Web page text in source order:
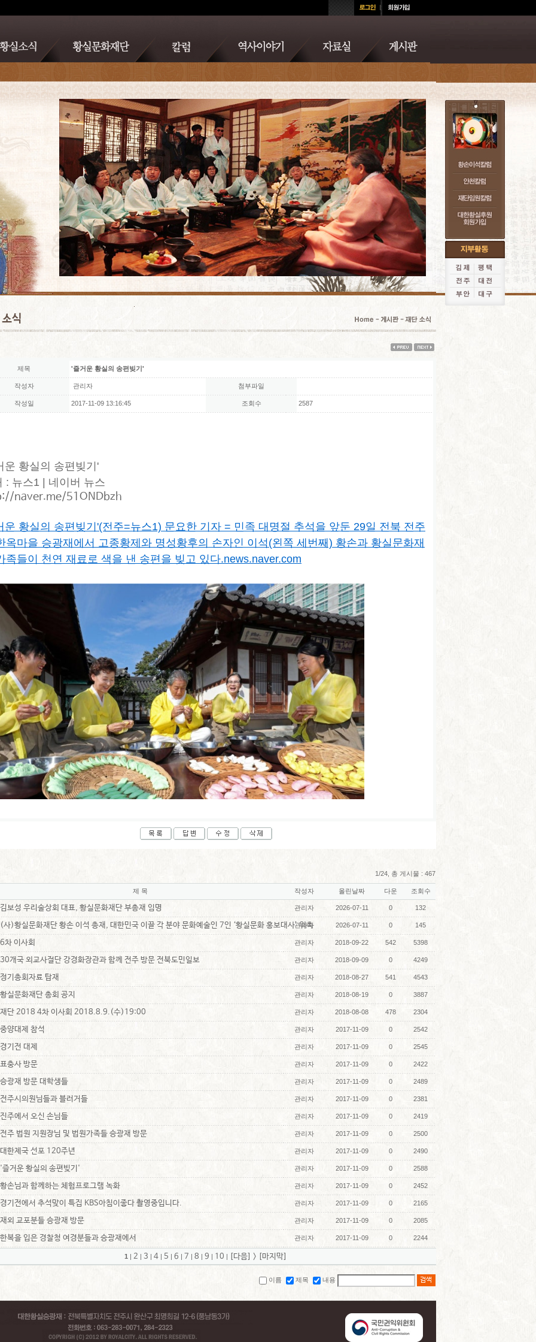
제목 '즐거운 황실의 송편빚기'
작성자 관리자 첨부파일
작성일 2017-11-09 13:16:45 조회수 2587
운 황실의 송편빚기'
: 뉴스1 | 네이버 뉴스
naver.me/51ONDbzh
운 황실의 송편빚기'(전주=뉴스1) 문요한 기자 = 민족 대명절 추석을 앞둔 29일 전북 전주
옥마을 승광재에서 고종황제와 명성황후의 손자인 이석(왼쪽 세번째) 황손과 황실문화재
족들이 천연 재료로 색을 낸 송편을 빚고 있다.news.naver.com
1/24, 총 게시물 : 467
제 목 작성자 올린날짜 다운 조회수
김보성 우리술상회 대표, 황실문화재단 부총재 임명 관리자 2026-07-11 0 132
(사)황실문화재단 황손 이석 총재, 대한민국 이끌 각 분야 문화예술인 7인 ‘황실문화 홍보대사’ 위촉
관리자 2026-07-11 0 145
6차 이사회 관리자 2018-09-22 542 5398
30개국 외교사절단 강경화장관과 함께 전주 방문 전북도민일보 관리자 2018-09-09 0 4249
정기총회자료 탑재 관리자 2018-08-27 541 4543
황실문화재단 총회 공지 관리자 2018-08-19 0 3887
재단 2018 4차 이사회 2018.8.9.(수)19:00 관리자 2018-08-08 478 2304
중양대제 참석 관리자 2017-11-09 0 2542
경기전 대제 관리자 2017-11-09 0 2545
표충사 방문 관리자 2017-11-09 0 2422
승광재 방문 대학생들 관리자 2017-11-09 0 2489
전주시의원님들과 블러거들 관리자 2017-11-09 0 2381
진주에서 오신 손님들 관리자 2017-11-09 0 2419
전주 법원 지원장님 및 법원가족들 승광재 방문 관리자 2017-11-09 0 2500
대한제국 선포 120주년 관리자 2017-11-09 0 2490
'즐거운 황실의 송편빚기' 관리자 2017-11-09 0 2588
황손님과 함께하는 체험프로그램 녹화 관리자 2017-11-09 0 2452
경기전에서 추석맞이 특집 KBS아침이좋다 촬영중입니다. 관리자 2017-11-09 0 2165
재외 교포분들 승광재 방문 관리자 2017-11-09 0 2085
한복을 입은 경찰청 여경분들과 승광재에서 관리자 2017-11-09 0 2244
1 | 2 | 3 | 4 | 5 | 6 | 7 | 8 | 9 | 10 | [다음] > [마지막]
이름 제목 내용